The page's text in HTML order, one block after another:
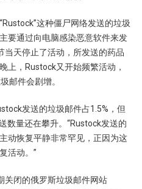
这种僵尸网络发送的垃圾
要通过向电脑感染恶意软件来发
当天停止了活动，所发送的药品
上，Rustock又开始频繁活动，
邮件会剧增。
发送的垃圾邮件占1.5%，但
数量还在攀升。“Rustock发送的
动恢复平静非常罕见，正因为这
活动。”
关闭的俄罗斯垃圾邮件网站